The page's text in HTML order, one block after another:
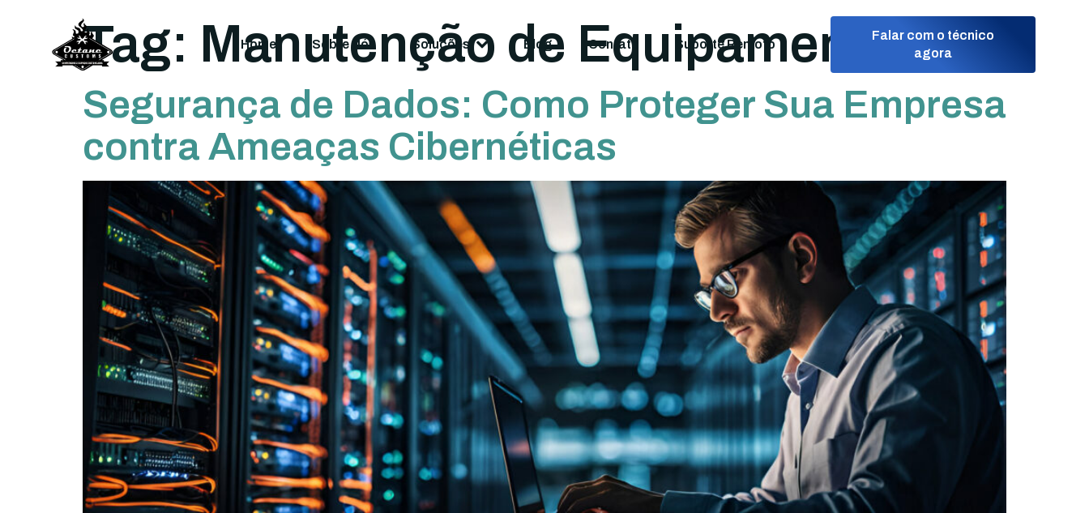
Home Sobre Nós Soluções Blog Contato Suporte Remoto
Falar com o técnico
agora
Tag: Manutenção de Equipamentos
Segurança de Dados: Como Proteger Sua Empresa
contra Ameaças Cibernéticas